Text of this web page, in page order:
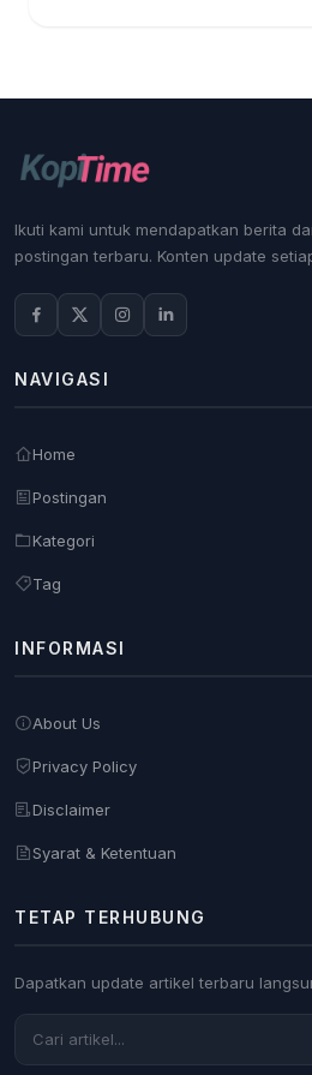
Ikuti kami untuk mendapatkan berita
postingan terbaru. Konten update
NAVIGASI
Home
Postingan
Kategori
Tag
INFORMASI
About Us
Privacy Policy
Disclaimer
Syarat & Ketentuan
TETAP TERHUBUNG
Dapatkan update artikel terbaru